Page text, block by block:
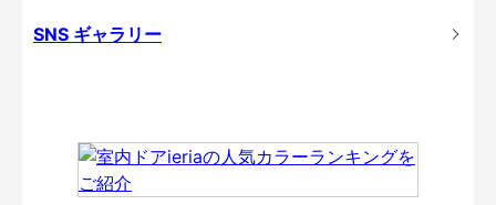
SNS ギャラリー